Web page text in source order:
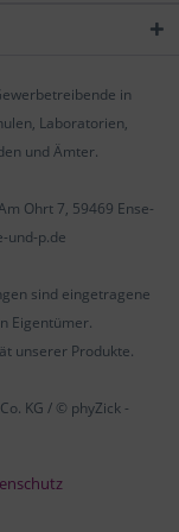
in
Laboratorien,
und Ämter.
Ohrt 7, 59469 Ense-
und-p.de
sind eingetragene
Eigentümer.
unserer Produkte.
KG / © phyZick -